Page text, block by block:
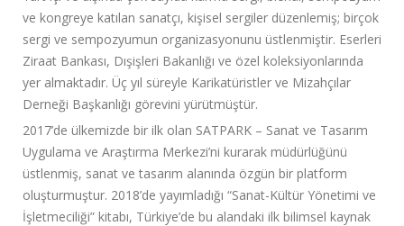
ve kongreye katılan sanatçı, kişisel sergiler düzenlemiş; birçok
sergi ve sempozyumun organizasyonunu üstlenmiştir. Eserleri
Ziraat Bankası, Dışişleri Bakanlığı ve özel koleksiyonlarında
yer almaktadır. Üç yıl süreyle Karikatüristler ve Mizahçılar
Derneği Başkanlığı görevini yürütmüştür.
2017’de ülkemizde bir ilk olan SATPARK – Sanat ve Tasarım
Uygulama ve Araştırma Merkezi’ni kurarak müdürlüğünü
üstlenmiş, sanat ve tasarım alanında özgün bir platform
oluşturmuştur. 2018’de yayımladığı “Sanat-Kültür Yönetimi ve
İşletmeciliği” kitabı, Türkiye’de bu alandaki ilk bilimsel kaynak